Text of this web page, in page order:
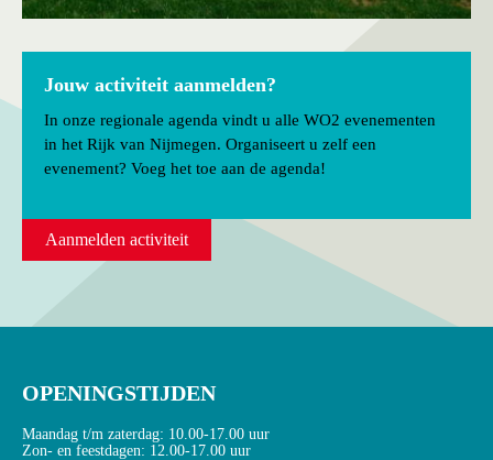
Jouw activiteit aanmelden?
In onze regionale agenda vindt u alle WO2 evenementen
in het Rijk van Nijmegen. Organiseert u zelf een
evenement? Voeg het toe aan de agenda!
Aanmelden activiteit
OPENINGSTIJDEN
Maandag t/m zaterdag: 10.00-17.00 uur
Zon- en feestdagen: 12.00-17.00 uur